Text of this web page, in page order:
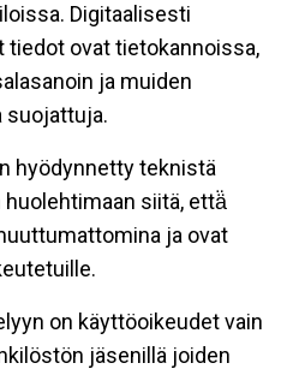
Digitaalisesti
ovat tietokannoissa,
ja muiden
suojattuja.
hyödynnetty teknistä
siitä, että̈
ja ovat
on käyttöoikeudet vain
jäsenillä joiden